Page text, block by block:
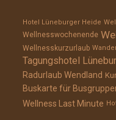
Hotel Lüneburger Heide
Wellnesswochenende
Wellnesskurzurlaub
Tagungshotel
Radurlaub Wendland
Buskarte für
Wellness Last Minute